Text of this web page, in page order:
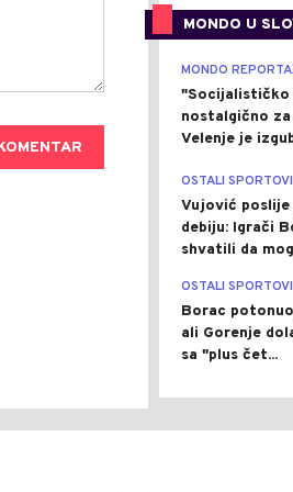
MONDO U
MONDO
"Socijalističko
nostalgično
Velenje je
OSTALI SPORTOVI
Vujović poslije
debiju: Igrači
shvatili da
OSTALI SPORTOVI
Borac
ali Gorenje
sa "plus čet...